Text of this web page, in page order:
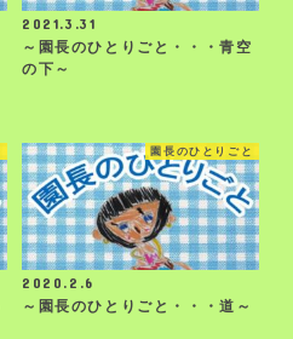
2021.3.31
～園長のひとりごと・・・青空
の下～
園長のひとりごと
2020.2.6
～園長のひとりごと・・・道～